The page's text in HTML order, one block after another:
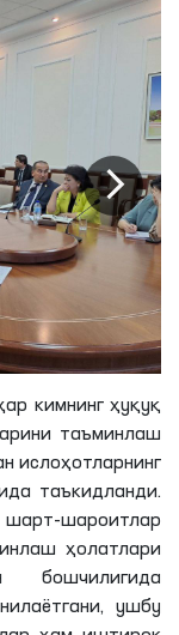
кимнинг ҳуқуқ
таъминлаш
ислоҳотларнинг
таъкидланди.
шароитлар
ҳолатлари
бошчилигида
ушбу